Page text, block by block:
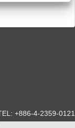
+886-4-2359-0121